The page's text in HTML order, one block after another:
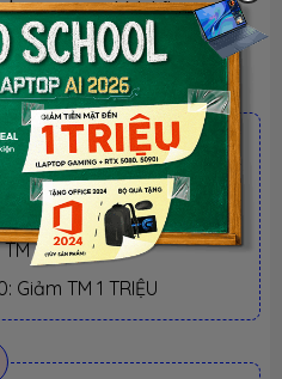
| Loại:Hàng chính hãng
TRONG NĂM
Xem chi tiết
- Laptop văn phòng. Giảm TM 300K
500K
TM 1 TRIỆU